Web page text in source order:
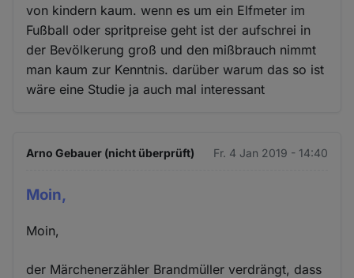
von kindern kaum. wenn es um ein Elfmeter im
Fußball oder spritpreise geht ist der aufschrei in
der Bevölkerung groß und den mißbrauch nimmt
man kaum zur Kenntnis. darüber warum das so ist
wäre eine Studie ja auch mal interessant
Arno Gebauer (nicht überprüft) Fr. 4 Jan 2019 - 14:40
Moin,
Moin,
der Märchenerzähler Brandmüller verdrängt, dass